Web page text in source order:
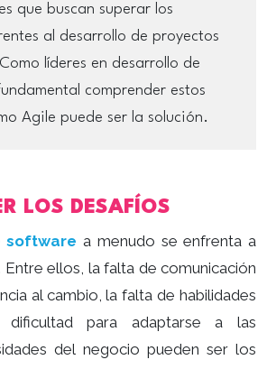
que buscan superar los
al desarrollo de proyectos
líderes en desarrollo de
comprender estos
Agile puede ser la solución.
LOS DESAFÍOS
software a menudo se enfrenta a
Entre ellos, la falta de comunicación
al cambio, la falta de habilidades
para adaptarse a las
del negocio pueden ser los